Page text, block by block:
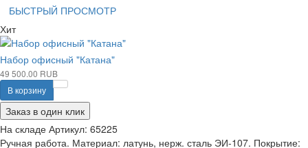
БЫСТРЫЙ ПРОСМОТР
Хит
Набор офисный "Катана"
49 500.00 RUB
В корзину
Заказ в один клик
На складе Артикул: 65225
Ручная работа. Материал: латунь, нерж. сталь ЭИ-107. Покрытие: